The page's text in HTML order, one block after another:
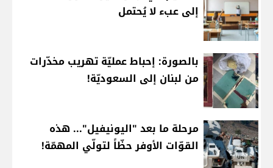
إلى عبء لا يُحتمل
بالصورة: إحباط عمليّة تهريب مخدّرات
من لبنان إلى السعوديّة!
مرحلة ما بعد "اليونيفيل"... هذه
القوّات الأوفر حظّاً لتولّي المهمّة!